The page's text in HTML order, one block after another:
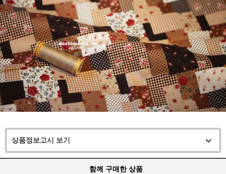
상품정보고시 보기
함께 구매한 상품